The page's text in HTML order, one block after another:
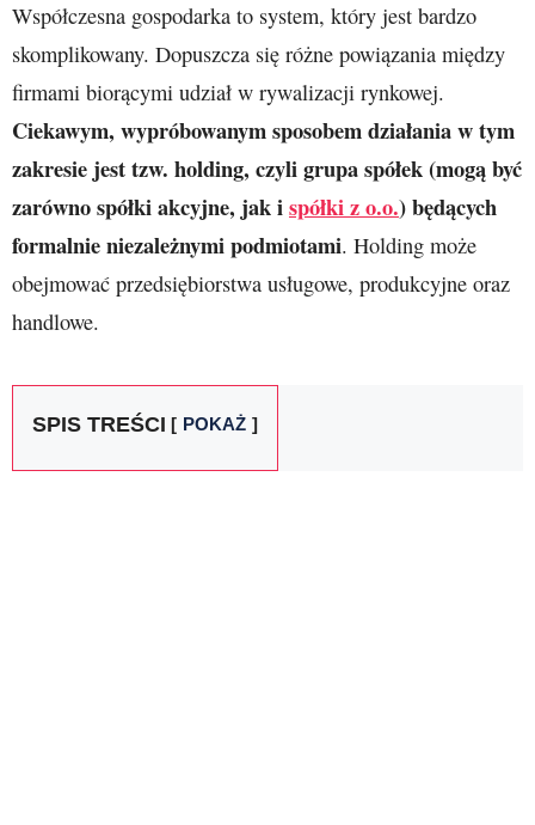
Współczesna gospodarka to system, który jest bardzo
skomplikowany. Dopuszcza się różne powiązania między
firmami biorącymi udział w rywalizacji rynkowej.
Ciekawym, wypróbowanym sposobem działania w tym
zakresie jest tzw. holding, czyli grupa spółek (mogą być
zarówno spółki akcyjne, jak ispółki z o.o.) będących
formalnie niezależnymi podmiotami. Holding może
obejmować przedsiębiorstwa usługowe, produkcyjne oraz
handlowe.
SPIS TREŚCI POKAŻ